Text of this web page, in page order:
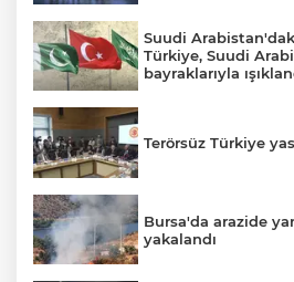
Suudi
Türkiye, Suudi
bayraklarıyla
Terörsüz Türkiye
Bursa'da arazide
yakalandı